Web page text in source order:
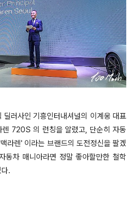
딜러사인 기흥인터내셔널의 이계웅 대표
렌 720S 의 런칭을 알렸고, 단순히 자동
라렌' 이라는 브랜드의 도전정신을 팔겠
동차 매니아라면 정말 좋아할만한 철학
.